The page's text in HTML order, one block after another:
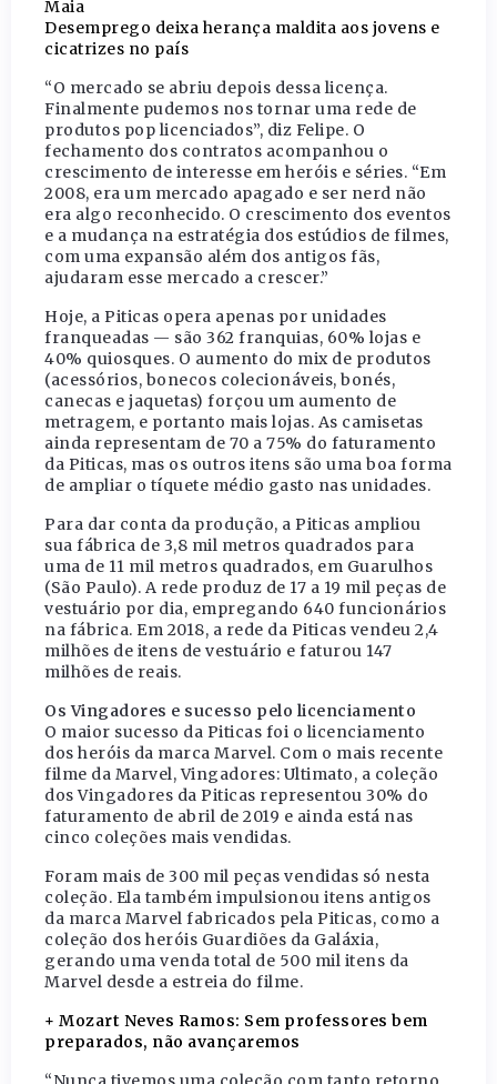
Maia
Desemprego deixa herança maldita aos jovens e
cicatrizes no país
“O mercado se abriu depois dessa licença.
Finalmente pudemos nos tornar uma rede de
produtos pop licenciados”, diz Felipe. O
fechamento dos contratos acompanhou o
crescimento de interesse em heróis e séries. “Em
2008, era um mercado apagado e ser nerd não
era algo reconhecido. O crescimento dos eventos
e a mudança na estratégia dos estúdios de filmes,
com uma expansão além dos antigos fãs,
ajudaram esse mercado a crescer.”
Hoje, a Piticas opera apenas por unidades
franqueadas — são 362 franquias, 60% lojas e
40% quiosques. O aumento do mix de produtos
(acessórios, bonecos colecionáveis, bonés,
canecas e jaquetas) forçou um aumento de
metragem, e portanto mais lojas. As camisetas
ainda representam de 70 a 75% do faturamento
da Piticas, mas os outros itens são uma boa forma
de ampliar o tíquete médio gasto nas unidades.
Para dar conta da produção, a Piticas ampliou
sua fábrica de 3,8 mil metros quadrados para
uma de 11 mil metros quadrados, em Guarulhos
(São Paulo). A rede produz de 17 a 19 mil peças de
vestuário por dia, empregando 640 funcionários
na fábrica. Em 2018, a rede da Piticas vendeu 2,4
milhões de itens de vestuário e faturou 147
milhões de reais.
Os Vingadores e sucesso pelo licenciamento
O maior sucesso da Piticas foi o licenciamento
dos heróis da marca Marvel. Com o mais recente
filme da Marvel, Vingadores: Ultimato, a coleção
dos Vingadores da Piticas representou 30% do
faturamento de abril de 2019 e ainda está nas
cinco coleções mais vendidas.
Foram mais de 300 mil peças vendidas só nesta
coleção. Ela também impulsionou itens antigos
da marca Marvel fabricados pela Piticas, como a
coleção dos heróis Guardiões da Galáxia,
gerando uma venda total de 500 mil itens da
Marvel desde a estreia do filme.
+ Mozart Neves Ramos: Sem professores bem
preparados, não avançaremos